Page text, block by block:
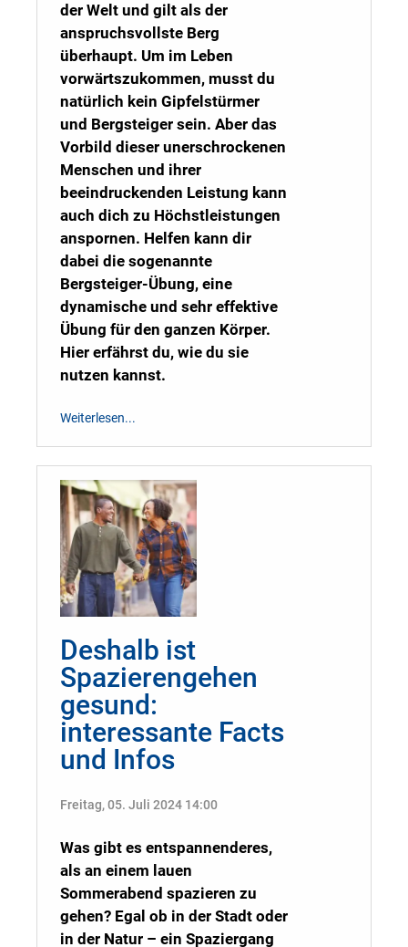
der Welt und gilt als der
anspruchsvollste Berg
überhaupt. Um im Leben
vorwärtszukommen, musst du
natürlich kein Gipfelstürmer
und Bergsteiger sein. Aber das
Vorbild dieser unerschrockenen
Menschen und ihrer
beeindruckenden Leistung kann
auch dich zu Höchstleistungen
anspornen. Helfen kann dir
dabei die sogenannte
Bergsteiger-Übung, eine
dynamische und sehr effektive
Übung für den ganzen Körper.
Hier erfährst du, wie du sie
nutzen kannst.
Weiterlesen...
Deshalb ist
Spazierengehen
gesund:
interessante Facts
und Infos
Freitag, 05. Juli 2024 14:00
Was gibt es entspannenderes,
als an einem lauen
Sommerabend spazieren zu
gehen? Egal ob in der Stadt oder
in der Natur – ein Spaziergang